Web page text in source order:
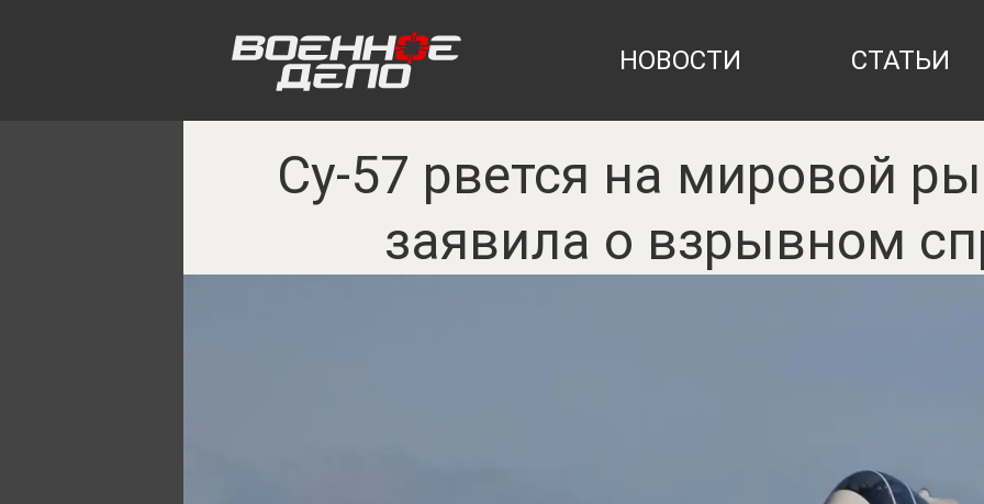
НОВОСТИ СТАТЬИ
Су-57 рвется на мировой
заявила о взрывном